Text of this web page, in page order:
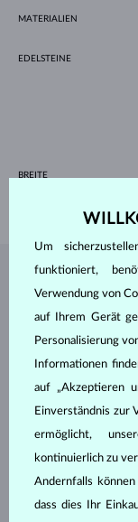
MATERIALIEN
EDELSTEINE
BREITE
Um
funktioniert,
Verwendung von
auf Ihrem Gerät
Personalisierung
Informationen
auf „Akzeptieren
Einverständnis zur
ermöglicht,
kontinuierlich zu
Andernfalls
dass dies Ihr